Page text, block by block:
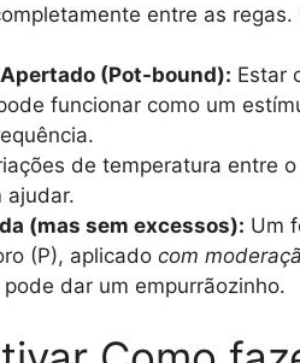
entre as regas.
(Pot-bound): Estar
funcionar como um
de temperatura entre
ajudar.
(mas sem excessos): Um
(P), aplicado com
dar um empurrãozinho.